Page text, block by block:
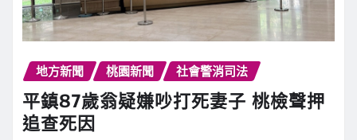
地方新聞 桃園新聞 社會警消司法
平鎮87歲翁疑嫌吵打死妻子 桃檢聲押
追查死因